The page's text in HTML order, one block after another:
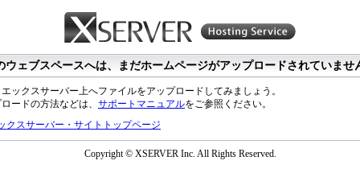
ウェブスペースへは、まだホームページがアップロードされていませ
ックスサーバー上へファイルをアップロードしてみましょう。
ードの方法などは、 サポートマニュアルをご参照ください。
クスサーバー・サイトトップページ
Copyright © XSERVER Inc. All Rights Reserved.